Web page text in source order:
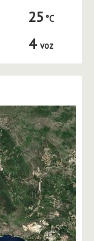
25
4 voz